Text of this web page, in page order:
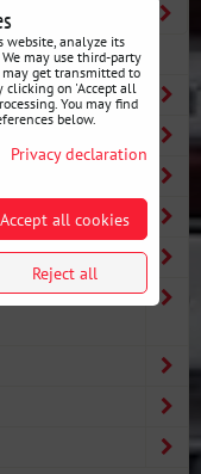
website, analyze its
may use third-party
may get transmitted to
clicking on 'Accept all
You may find
below.
Privacy declaration
Accept all cookies
Reject all